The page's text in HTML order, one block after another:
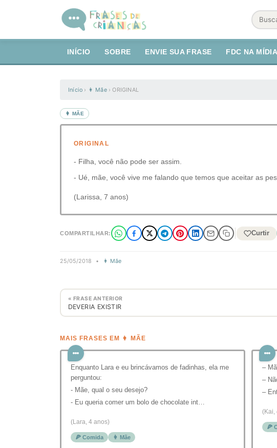
Buscar
INÍCIO SOBRE ENVIE SUA FRASE FDC NA MÍDIA
Início › 👩 Mãe ›ORIGINAL
👩 MÃE
ORIGINAL
- Filha, você não pode ser assim.
- Ué, mãe, você vive me falando que temos que aceitar as
(Larissa, 7 anos)
COMPARTILHAR: Curtir
25/05/2018 • 👩 Mãe
« FRASE ANTERIOR
DEVERIA EXISTIR
MAIS FRASES EM 👩 MÃE
Enquanto Lara e eu brincávamos de fadinhas, ela me
perguntou:
- Mãe, qual o seu desejo?
- Eu queria comer um bolo de chocolate int…
(Lara, 4 anos)
🍕 Comida 👩 Mãe
–
–
–
(Kai,
🍕